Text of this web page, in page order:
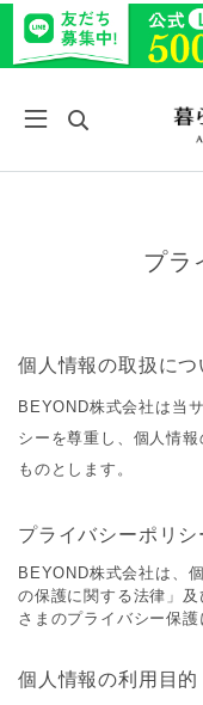
プラ
個人情報の取扱につ
BEYOND株式会社は当
シーを尊重し、個人情
ものとします。
プライバシーポリシ
BEYOND株式会社は、
の保護に関する法律」
さまのプライバシー保護
個人情報の利用目的